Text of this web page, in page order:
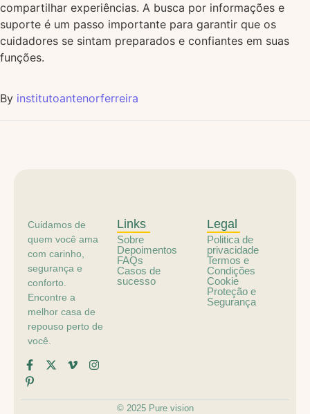
compartilhar experiências. A busca por informações e
suporte é um passo importante para garantir que os
cuidadores se sintam preparados e confiantes em suas
funções.
By institutoantenorferreira
Cuidamos de
quem você ama
com carinho,
segurança e
conforto.
Encontre a
melhor casa de
repouso perto de
você.
Links
Sobre
Depoimentos
FAQs
Casos de
sucesso
Legal
Politica de
privacidade
Termos e
Condições
Cookie
Proteção e
Segurança
© 2025 Pure vision